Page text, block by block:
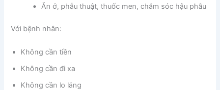
Ăn ở, phẫu thuật, thuốc men, chăm sóc hậu phẫu
Với bệnh nhân:
Không cần tiền
Không cần đi xa
Không cần lo lắng